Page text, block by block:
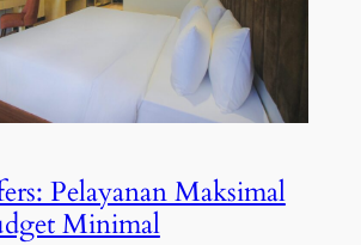
Pelayanan Maksimal
Minimal